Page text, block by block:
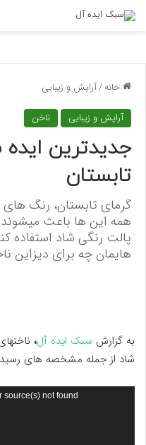
خانه/آرایش و زیبایی
آرایش و زیبایی ناخن
جدیدترین
تابستان
گرمای تابستان، رنگ
همه این ها باعث
پالت رنگی شاد استفاده
هایمان چه برای دیزاین
به گزارش سبک ایده آل،
شاد از جمله مشخصه های
source(s) not found